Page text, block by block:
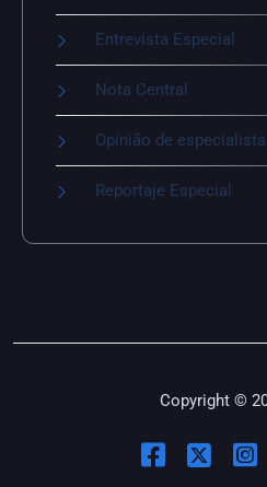
Entrevista Especial
Nota Central
Opinião de especialista
Reportaje Especial
Copyright ©